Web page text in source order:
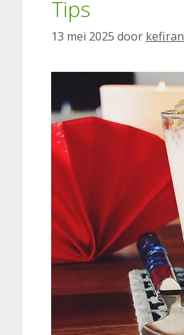
Tips
13 mei 2025 door kefiran